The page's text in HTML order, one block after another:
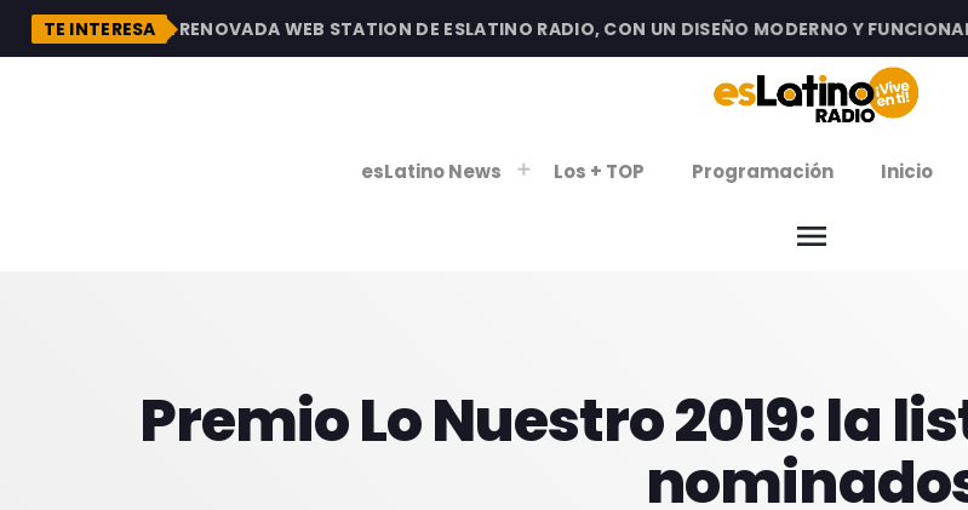
TE INTERESA
DESCUBRE LA RENOVADA WEB STATION DE ESLATINO RADIO, CON UN DISEÑO MODERNO Y
esLatino News Los + TOP Programación Inicio
menu
PROGRAMACIÓN
Premio Lo Nuestro 2019: la